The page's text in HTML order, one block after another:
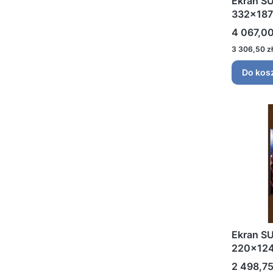
Cena
4
Cena
3 306,50 zł
Do
Ekran
Cena
2 498,75